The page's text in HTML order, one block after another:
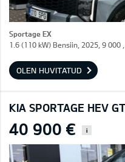
Sportage EX
1.6 (110 kW) Bensiin, 2025, 9
OLEN HUVITATUD
KIA SPORTAGE HEV
40 900 € i